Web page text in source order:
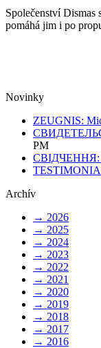
Společenství Dismas
pomáhá jim i po
Novinky
ZEUGNIS:
PM
СВІДЧЕННЯ:
Archív
→ 2026
→ 2025
→ 2024
→ 2023
→ 2022
→ 2021
→ 2020
→ 2019
→ 2018
→ 2017
→ 2016